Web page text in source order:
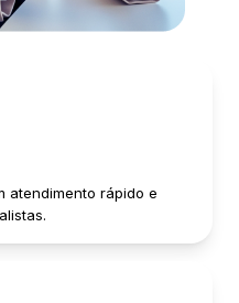
atendimento rápido e